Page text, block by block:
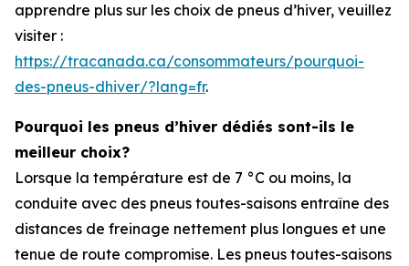
apprendre plus sur les choix de pneus d’hiver, veuillez
visiter :
https://tracanada.ca/consommateurs/pourquoi-
des-pneus-dhiver/?lang=fr.
Pourquoi les pneus d’hiver dédiés sont-ils le
meilleur choix?
Lorsque la température est de 7 °C ou moins, la
conduite avec des pneus toutes-saisons entraîne des
distances de freinage nettement plus longues et une
tenue de route compromise. Les pneus toutes-saisons